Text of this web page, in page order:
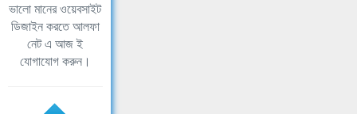
ভালো মানের ওয়েবসাইট
ডিজাইন করতে আলফা
নেট এ আজ ই
যোগাযোগ করুন।